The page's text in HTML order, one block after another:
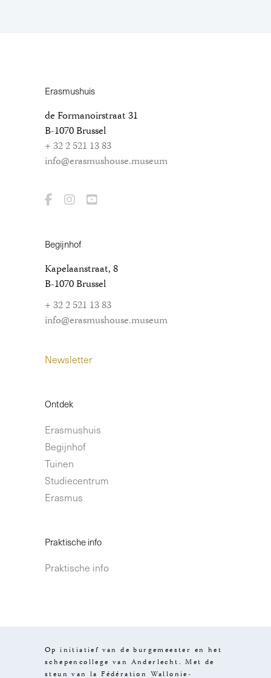
Erasmushuis
de Formanoirstraat 31
B-1070 Brussel
+ 32 2 521 13 83
info@erasmushouse.museum
Begijnhof
Kapelaanstraat, 8
B-1070 Brussel
+ 32 2 521 13 83
info@erasmushouse.museum
Newsletter
Ontdek
Erasmushuis
Begijnhof
Tuinen
Studiecentrum
Erasmus
Praktische info
Praktische info
Op initiatief van de burgemeester en het
schepencollege van Anderlecht. Met de
steun van la Fédération Wallonie-